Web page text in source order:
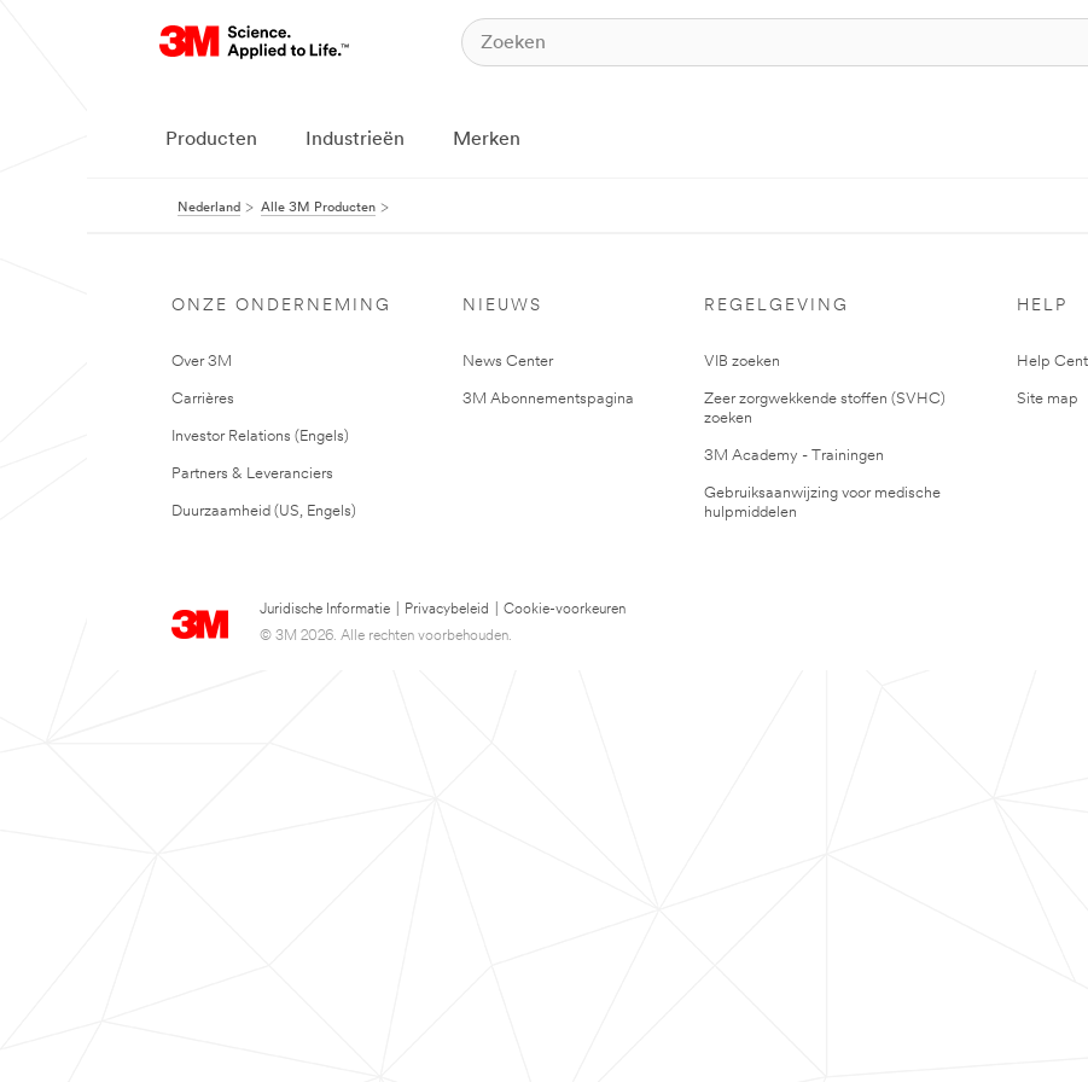
Producten Industrieën Merken
Nederland Alle 3M Producten
ONZE ONDERNEMING
Over 3M
Carrières
Investor Relations (Engels)
Partners & Leveranciers
Duurzaamheid (US, Engels)
NIEUWS
News Center
3M Abonnementspagina
REGELGEVING
VIB zoeken
Zeer zorgwekkende stoffen (SVHC)
zoeken
3M Academy - Trainingen
Gebruiksaanwijzing voor medische
hulpmiddelen
HELP
Help
Site map
Juridische Informatie Privacybeleid
Cookie-voorkeuren
© 3M 2026. Alle rechten voorbehouden.